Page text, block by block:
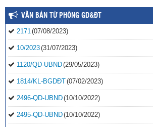
VĂN BẢN TỪ PHÒNG GD&ĐT
2171(07/08/2023)
10/2023(31/07/2023)
1120/QĐ-UBND(29/05/2023)
1814/KL-BGDĐT(07/02/2023)
2496-QD-UBND(10/10/2022)
2495-QD-UBND(10/10/2022)